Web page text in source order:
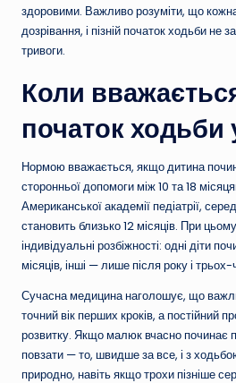
здоровими. Важливо розуміти, що
дозрівання, і пізній початок ходьби
тривоги.
Коли
початок ходьби
Нормою вважається, якщо дитина
сторонньої допомоги між 10 та 18
Американської академії педіатрії,
становить близько 12 місяців. При
індивідуальні розбіжності: одні діти
місяців, інші — лише після року і трьох-
Сучасна медицина наголошує, що
точний вік перших кроків, а постійний
розвитку. Якщо малюк вчасно починає
повзати — то, швидше за все, і з
природно, навіть якщо трохи пізніше